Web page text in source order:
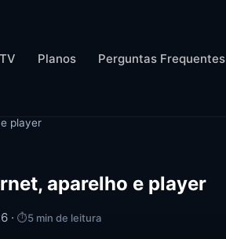
Planos Perguntas Frequentes
player
aparelho e player
· ⏱5 min de leitura